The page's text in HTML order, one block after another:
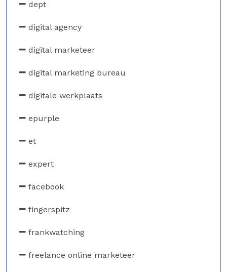
dept
digital agency
digital marketeer
digital marketing bureau
digitale werkplaats
epurple
et
expert
facebook
fingerspitz
frankwatching
freelance online marketeer